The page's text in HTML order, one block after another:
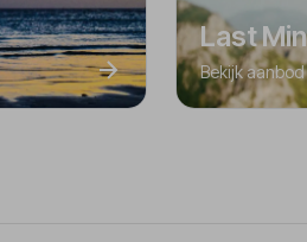
Last
Bekijk aanbod